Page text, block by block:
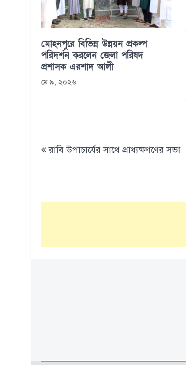
মোহনপুরে বিভিন্ন উন্নয়ন প্রকল্প
পরিদর্শন করলেন জেলা পরিষদ
প্রশাসক এরশাদ আলী
মে ৯, ২০২৬
Post
navigation
রাবি উপাচার্যের সাথে প্রাধ্যক্ষগণের সভা